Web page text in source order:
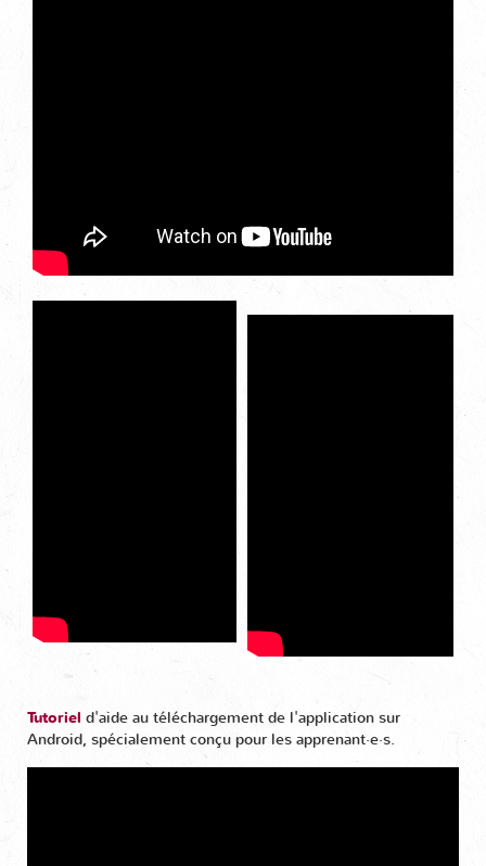
Tutoriel d'aide au téléchargement de l'application sur
Android, spécialement conçu pour les apprenant·e·s.